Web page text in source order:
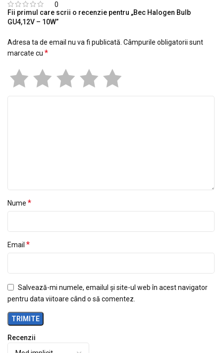
0
Recenzii
Fii primul care scrii o recenzie pentru „Bec Halogen Bulb
GU4,12V – 10W”
Adresa ta de email nu va fi publicată. Câmpurile obligatorii sunt
marcate cu *
Nume *
Email *
Salvează-mi numele, emailul și site-ul web în acest navigator
pentru data viitoare când o să comentez.